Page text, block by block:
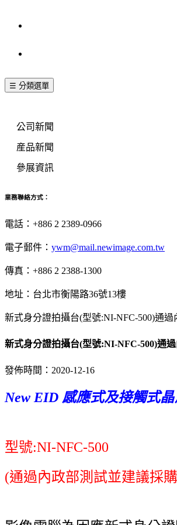
☰ 分類選單
公司新聞
産品新聞
參展資訊
業務聯絡方式：
電話：+886 2 2389-0966
電子郵件： ywm@mail.newimage.com.tw
傳真：+886 2 2388-1300
地址：台北市衡陽路36號13樓
新式身分證拍攝台(型號:NI-NFC-500)通
新式身分證拍攝台(型號:NI-NFC-500)通
發佈時間：2020-12-16
New EID 感應式及接觸式
型號:NI-NFC-500
(通過內政部測試並建議採